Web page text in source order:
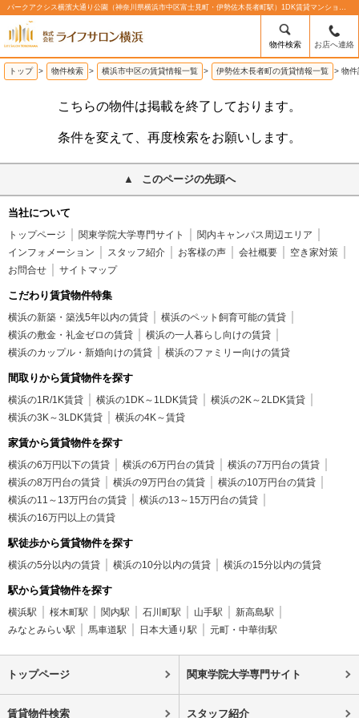
パークアクシス横濱大通り公園（神奈川県横浜市中区富士見町・伊勢佐木長者町駅）1DK賃貸マンションの賃貸物件情報%% | 株式会社ライフサロン横浜
物件検索 お店へ連絡
トップ > 物件検索 > 横浜市中区の賃貸情報一覧 > 伊勢佐木長者町の賃貸情報一覧 > 物件
こちらの物件は掲載を終了しております。
条件を変えて、再度検索をお願いします。
このページの先頭へ
当社について
トップページ 関東学院大学専門サイト
関内キャンパス周辺エリア
インフォメーション
スタッフ紹介 お客様の声 会社概要
空き家対策
お問合せ
サイトマップ
こだわり賃貸物件特集
横浜の新築・築浅5年以内の賃貸
横浜のペット飼育可能の賃貸
横浜の敷金・礼金ゼロの賃貸
横浜の一人暮らし向けの賃貸
横浜のカップル・新婚向けの賃貸
横浜のファミリー向けの賃貸
間取りから賃貸物件を探す
横浜の1R/1K賃貸 横浜の1DK～1LDK賃貸
横浜の2K～2LDK賃貸
横浜の3K～3LDK賃貸
横浜の4K～賃貸
家賃から賃貸物件を探す
横浜の6万円以下の賃貸 横浜の6万円台の賃貸
横浜の7万円台の賃貸
横浜の8万円台の賃貸
横浜の9万円台の賃貸
横浜の10万円台の賃貸
横浜の11～13万円台の賃貸
横浜の13～15万円台の賃貸
横浜の16万円以上の賃貸
駅徒歩から賃貸物件を探す
横浜の5分以内の賃貸 横浜の10分以内の賃貸 横浜の15分以内の賃貸
駅から賃貸物件を探す
横浜駅 桜木町駅 関内駅 石川町駅 山手駅
新高島駅
みなとみらい駅
馬車道駅 日本大通り駅 元町・中華街駅
トップページ 関東学院大学専門サイト
賃貸物件検索 スタッフ紹介